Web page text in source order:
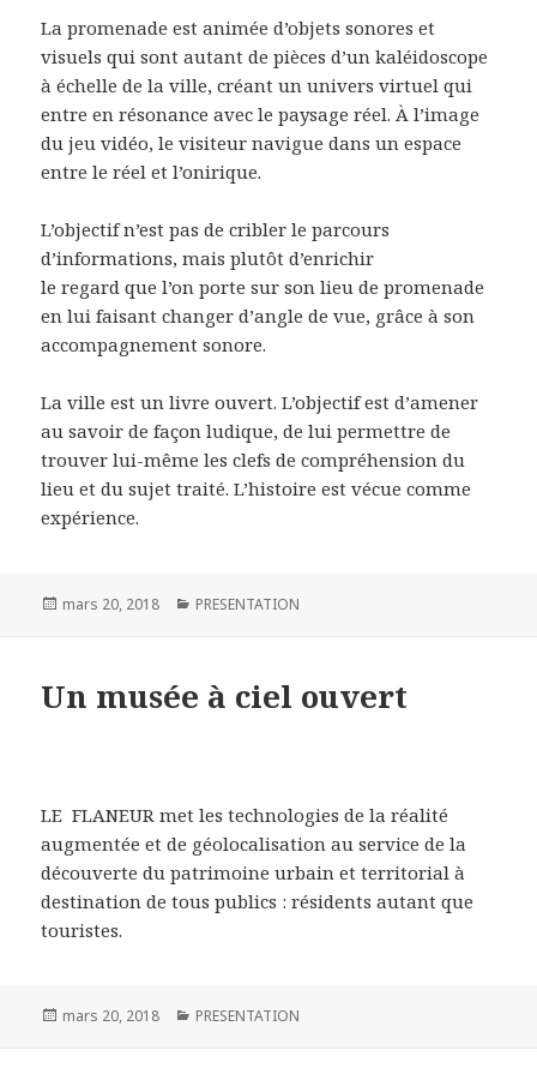
La promenade est animée d’objets sonores et
visuels qui sont autant de pièces d’un kaléidoscope
à échelle de la ville, créant un univers virtuel qui
entre en résonance avec le paysage réel. À l’image
du jeu vidéo, le visiteur navigue dans un espace
entre le réel et l’onirique.
L’objectif n’est pas de cribler le parcours
d’informations, mais plutôt d’enrichir
le regard que l’on porte sur son lieu de promenade
en lui faisant changer d’angle de vue, grâce à son
accompagnement sonore.
La ville est un livre ouvert. L’objectif est d’amener
au savoir de façon ludique, de lui permettre de
trouver lui-même les clefs de compréhension du
lieu et du sujet traité. L’histoire est vécue comme
expérience.
Publié
mars 20, 2018 Catégories
PRESENTATION
Un musée à ciel ouvert
LE FLANEUR met les technologies de la réalité
augmentée et de géolocalisation au service de la
découverte du patrimoine urbain et territorial à
destination de tous publics : résidents autant que
touristes.
Publié
mars 20, 2018 Catégories
PRESENTATION